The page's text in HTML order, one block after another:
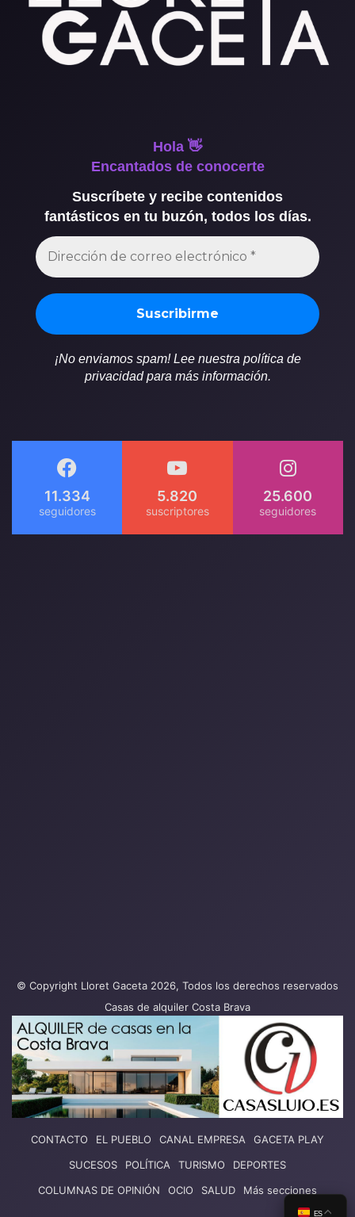
Hola 👋
Encantados de conocerte
Suscríbete y recibe contenidos
fantásticos en tu buzón, todos los días.
¡No enviamos spam! Lee nuestra política de
privacidad para más información.
11.334 5.820 25.600
© Copyright Lloret Gaceta 2026, Todos los derechos reservados
Casas de alquiler Costa Brava
CONTACTO EL PUEBLO CANAL EMPRESA
GACETA PLAY
SUCESOS
POLÍTICA TURISMO
DEPORTES
COLUMNAS DE OPINIÓN
OCIO SALUD Más secciones
ES